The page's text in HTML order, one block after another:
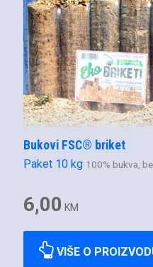
Bukovi FSC® briket
Paket 10 kg 100% bukva,
6,00 KM
VIŠE O